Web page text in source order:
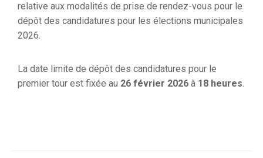
relative aux modalités de prise de rendez-vous pour le
dépôt des candidatures pour les élections municipales
2026.
La date limite de dépôt des candidatures pour le
premier tour est fixée au 26 février 2026 à 18 heures.